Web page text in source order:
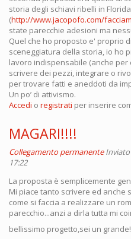
storia degli schiavi ribelli in
(http://www.jacopofo.com/
state parecchie adesioni ma
Quel che ho proposto e' proprio
sceneggiatura della storia, io ho
lavoro indispensabile (anche per
scrivere dei pezzi, integrare o
per trovare fatti e aneddoti da
Un po’ di attivismo.
Accedi o registrati per inserire
MAGARI!!!!
Collegamento permanente
17:22
La proposta è semplicemente
Mi piace tanto scrivere ed anche
come si faccia a realizzare un
parecchio...anzi a dirla tutta mi
bellissimo progetto,sei un